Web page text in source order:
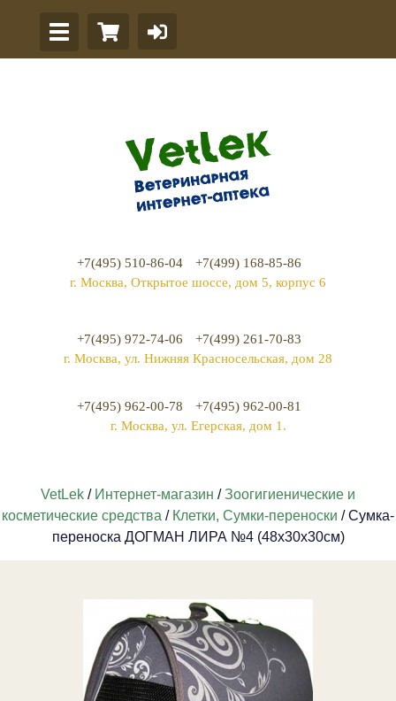
+7(495) 510-86-04
+7(499) 168-85-86
г. Москва, Открытое шоссе, дом 5, корпус 6
+7(495) 972-74-06
+7(499) 261-70-83
г. Москва, ул. Нижняя Красносельская, дом 28
+7(495) 962-00-78
+7(495) 962-00-81
г. Москва, ул. Егерская, дом 1.
VetLek / Интернет-магазин /Зоогигиенические и
косметические средства / Клетки, Сумки-переноски / Сумка-
переноска ДОГМАН ЛИРА №4 (48х30х30см)